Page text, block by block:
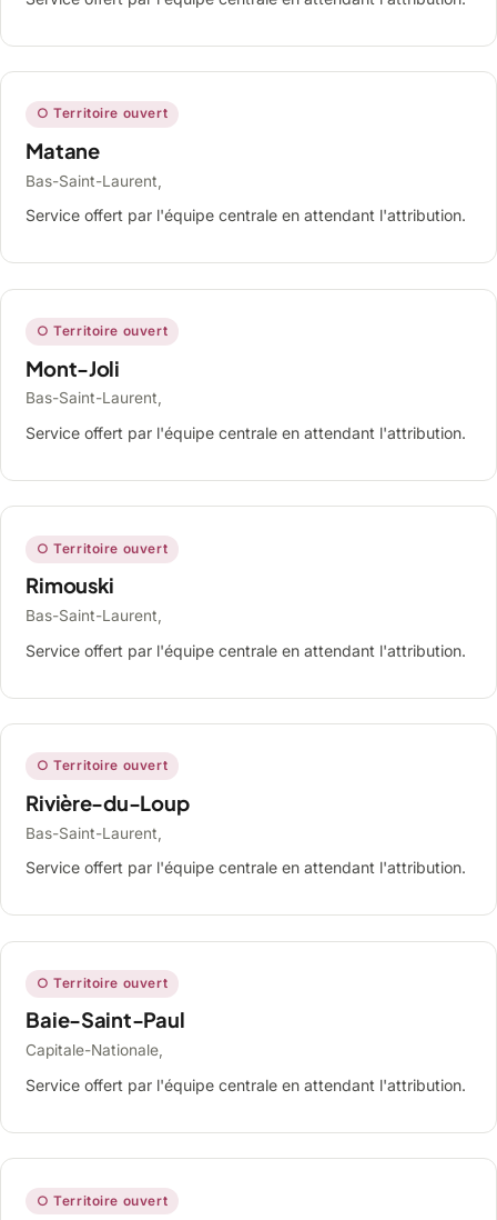
○ Territoire ouvert
Matane
Bas-Saint-Laurent,
Service offert par l'équipe centrale en attendant l'attribution.
○ Territoire ouvert
Mont-Joli
Bas-Saint-Laurent,
Service offert par l'équipe centrale en attendant l'attribution.
○ Territoire ouvert
Rimouski
Bas-Saint-Laurent,
Service offert par l'équipe centrale en attendant l'attribution.
○ Territoire ouvert
Rivière-du-Loup
Bas-Saint-Laurent,
Service offert par l'équipe centrale en attendant l'attribution.
○ Territoire ouvert
Baie-Saint-Paul
Capitale-Nationale,
Service offert par l'équipe centrale en attendant l'attribution.
○ Territoire ouvert